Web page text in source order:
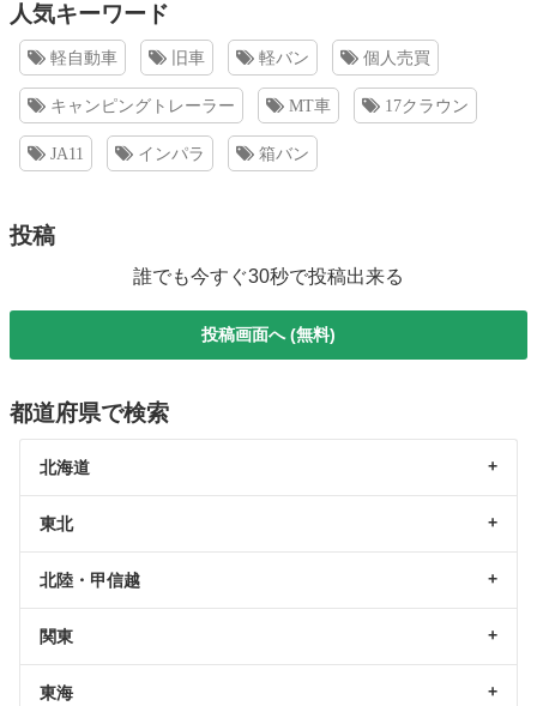
人気キーワード
軽自動車 旧車 軽バン 個人売買
キャンピングトレーラー MT車 17クラウン
JA11 インパラ 箱バン
投稿
誰でも今すぐ30秒で投稿出来る
投稿画面へ (無料)
都道府県で検索
北海道
東北
北陸・甲信越
関東
東海